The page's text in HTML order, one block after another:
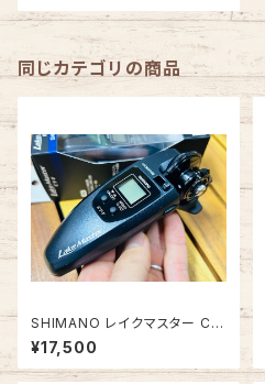
同じカテゴリの商品
SHIMANO レイクマスター CT
-T #ダークブルー【2024秋冬
新作】
¥17,500